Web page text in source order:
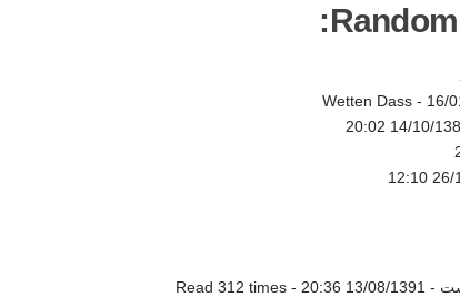
16/
14/10/1388
26/
-
13/08/1391 20:36
-
Read 312 times